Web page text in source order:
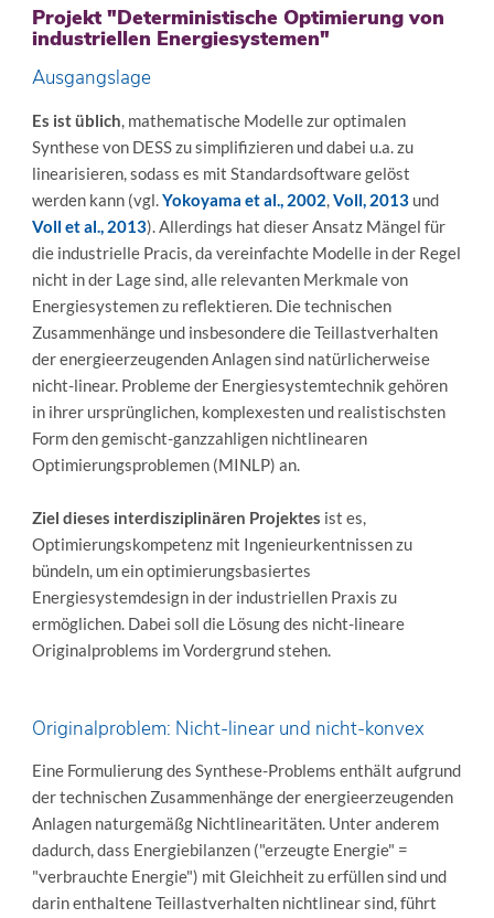
Projekt "Deterministische Optimierung von
industriellen Energiesystemen"
Ausgangslage
Es ist üblich, mathematische Modelle zur optimalen
Synthese von DESS zu simplifizieren und dabei u.a. zu
linearisieren, sodass es mit Standardsoftware gelöst
werden kann (vgl.Yokoyama et al., 2002,Voll, 2013und
Voll et al., 2013). Allerdings hat dieser Ansatz Mängel für
die industrielle Pracis, da vereinfachte Modelle in der Regel
nicht in der Lage sind, alle relevanten Merkmale von
Energiesystemen zu reflektieren. Die technischen
Zusammenhänge und insbesondere die Teillastverhalten
der energieerzeugenden Anlagen sind natürlicherweise
nicht-linear. Probleme der Energiesystemtechnik gehören
in ihrer ursprünglichen, komplexesten und realistischsten
Form den gemischt-ganzzahligen nichtlinearen
Optimierungsproblemen (MINLP) an.
Ziel dieses interdisziplinären Projektes ist es,
Optimierungskompetenz mit Ingenieurkentnissen zu
bündeln, um ein optimierungsbasiertes
Energiesystemdesign in der industriellen Praxis zu
ermöglichen. Dabei soll die Lösung des nicht-lineare
Originalproblems im Vordergrund stehen.
Originalproblem: Nicht-linear und nicht-konvex
Eine Formulierung des Synthese-Problems enthält aufgrund
der technischen Zusammenhänge der energieerzeugenden
Anlagen naturgemäßg Nichtlinearitäten. Unter anderem
dadurch, dass Energiebilanzen ("erzeugte Energie" =
"verbrauchte Energie") mit Gleichheit zu erfüllen sind und
darin enthaltene Teillastverhalten nichtlinear sind, führt